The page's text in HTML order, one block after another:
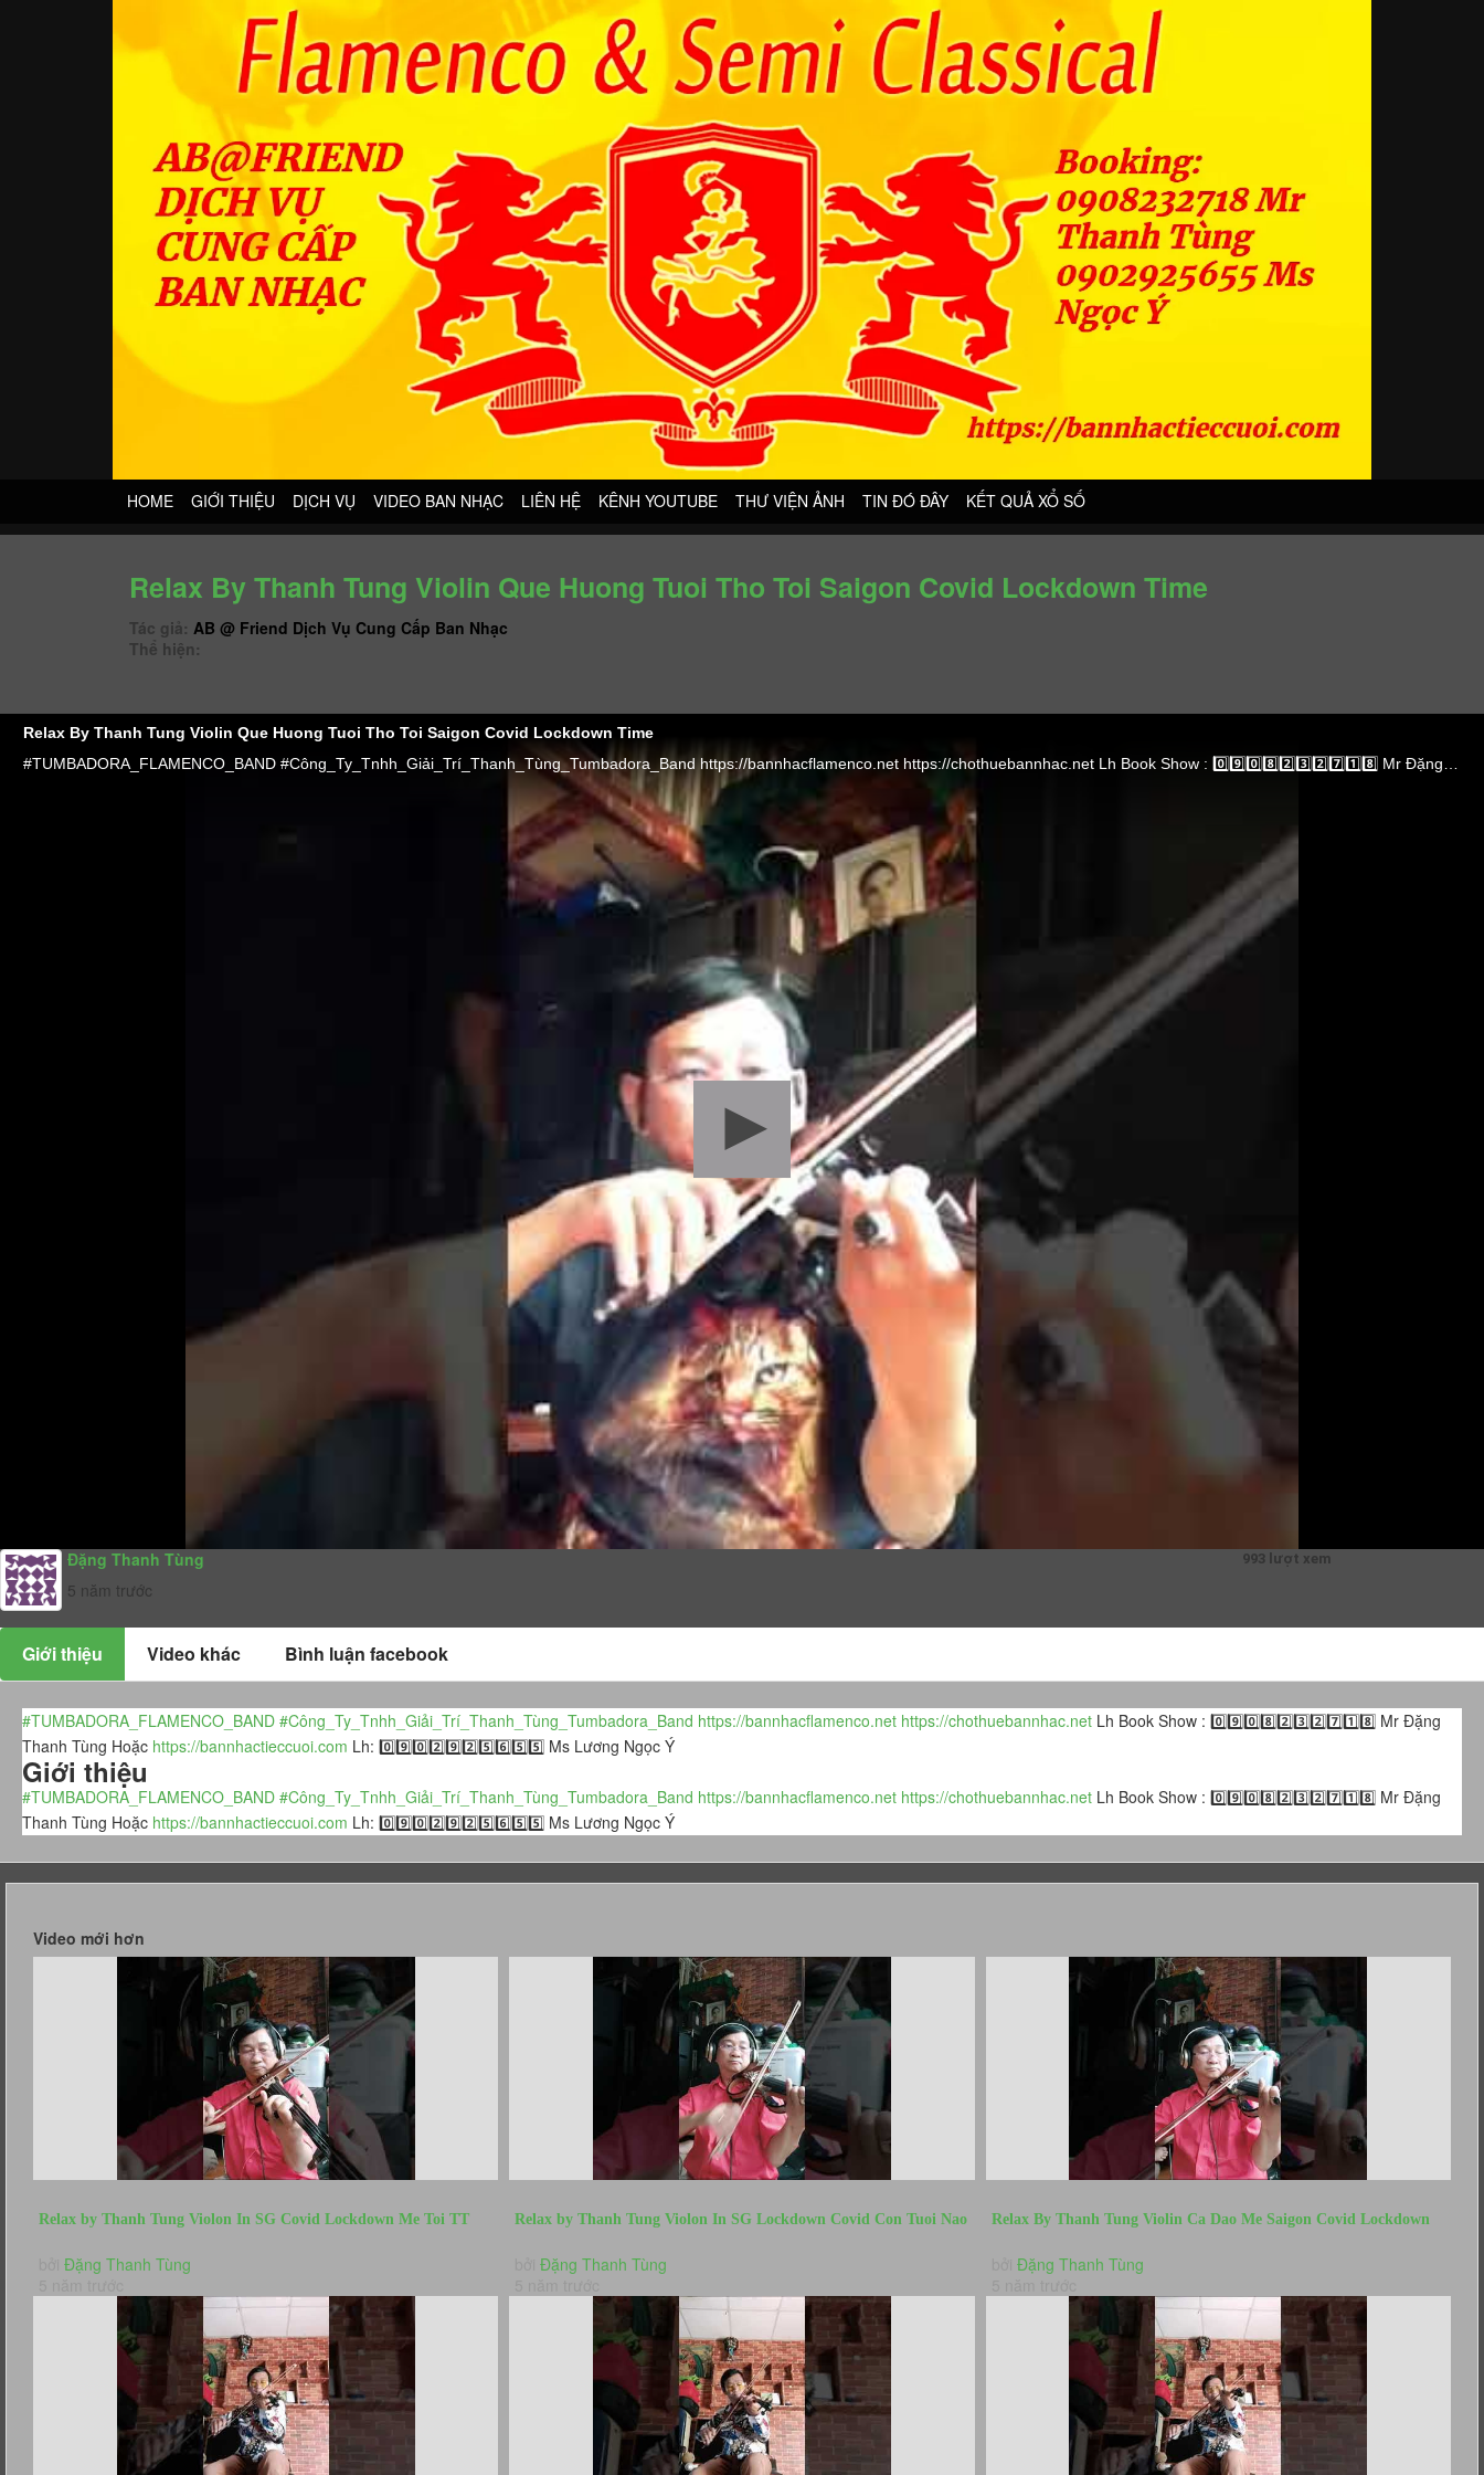
HOME GIỚI THIỆU DỊCH VỤ VIDEO BAN NHẠC LIÊN HỆ KÊNH YOUTUBE THƯ VIỆN ẢNH TIN ĐÓ ĐÂY KẾT QUẢ XỔ SỐ
Relax By Thanh Tung Violin Que Huong Tuoi Tho Toi Saigon Covid Lockdown Time
Tác giả: AB @ Friend Dịch Vụ Cung Cấp Ban Nhạc
Thể hiện:
Relax By Thanh Tung Violin Que Huong Tuoi Tho Toi Saigon Covid Lockdown Time
#TUMBADORA_FLAMENCO_BAND​​​​ #Công_Ty_Tnhh_Giải_Trí_Thanh_Tùng_Tumbadora_Band​​​​ https://bannhacflamenco.net​​​​ https://chothuebannhac.net​​​​ Lh Book Show : 0️⃣9️⃣0️⃣8️⃣2️⃣3️⃣2️⃣7️⃣1️⃣8️⃣ Mr Đặng Thanh Tùng Hoặc https://bannhactieccuoi.com​​​​ Lh: 0️⃣9️⃣0️⃣2️⃣9️⃣2️⃣5️⃣6️⃣5️⃣5️⃣ Ms Lương Ngọc Ý
Đặng Thanh Tùng
5 năm trước
993 lượt xem
Giới thiệu Video khác Bình luận facebook
#TUMBADORA_FLAMENCO_BAND​​​​ #Công_Ty_Tnhh_Giải_Trí_Thanh_Tùng_Tumbadora_Band​​​​ https://bannhacflamenco.net​​​​ https://chothuebannhac.net​​​​ Lh Book Show : 0️⃣9️⃣0️⃣8️⃣2️⃣3️⃣2️⃣7️⃣1️⃣8️⃣ Mr Đặng
Thanh Tùng Hoặc https://bannhactieccuoi.com​​​​ Lh: 0️⃣9️⃣0️⃣2️⃣9️⃣2️⃣5️⃣6️⃣5️⃣5️⃣ Ms Lương Ngọc Ý
Giới thiệu
#TUMBADORA_FLAMENCO_BAND​​​​ #Công_Ty_Tnhh_Giải_Trí_Thanh_Tùng_Tumbadora_Band​​​​ https://bannhacflamenco.net​​​​ https://chothuebannhac.net​​​​ Lh Book Show : 0️⃣9️⃣0️⃣8️⃣2️⃣3️⃣2️⃣7️⃣1️⃣8️⃣ Mr Đặng
Thanh Tùng Hoặc https://bannhactieccuoi.com​​​​ Lh: 0️⃣9️⃣0️⃣2️⃣9️⃣2️⃣5️⃣6️⃣5️⃣5️⃣ Ms Lương Ngọc Ý
Video mới hơn
Relax by Thanh Tung Violon In SG Covid Lockdown Me Toi TT
Đặng Thanh Tùng
Relax by Thanh Tung Violon In SG Lockdown Covid Con Tuoi Nao
Cho Em TCS-...
bởiĐặng Thanh Tùng
Relax By Thanh Tung Violin Ca Dao Me Saigon Covid Lockdown
Time- (Ngay 6)
Đặng Thanh Tùng